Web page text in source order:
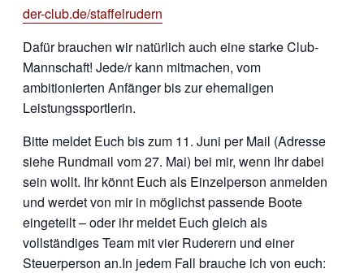
der-club.de/staffelrudern
Dafür brauchen wir natürlich auch eine starke Club-
Mannschaft! Jede/r kann mitmachen, vom
ambitionierten Anfänger bis zur ehemaligen
Leistungssportlerin.
Bitte meldet Euch bis zum 11. Juni per Mail (Adresse
siehe Rundmail vom 27. Mai) bei mir, wenn Ihr dabei
sein wollt. Ihr könnt Euch als Einzelperson anmelden
und werdet von mir in möglichst passende Boote
eingeteilt – oder ihr meldet Euch gleich als
vollständiges Team mit vier Ruderern und einer
Steuerperson an.In jedem Fall brauche ich von euch: